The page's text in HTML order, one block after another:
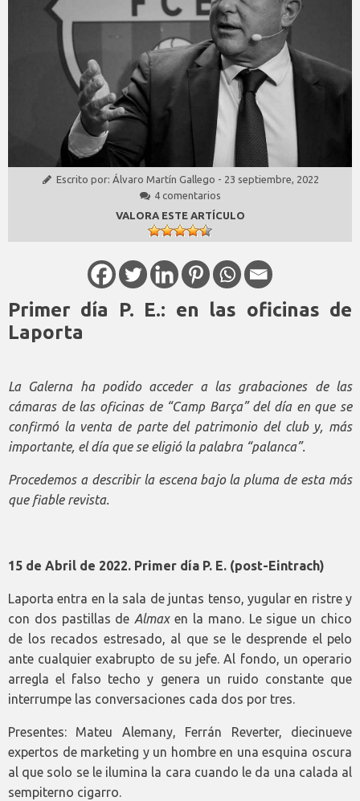
Escrito por: Álvaro Martín Gallego - 23 septiembre, 2022
4 comentarios
VALORA ESTE ARTÍCULO
Primer día P. E.: en las oficinas de
Laporta
La Galerna ha podido acceder a las grabaciones de las
cámaras de las oficinas de “Camp Barça” del día en que se
confirmó la venta de parte del patrimonio del club y, más
importante, el día que se eligió la palabra “palanca”.
Procedemos a describir la escena bajo la pluma de esta más
que fiable revista.
15 de Abril de 2022. Primer día P. E. (post-Eintrach)
Laporta entra en la sala de juntas tenso, yugular en ristre y
con dos pastillas de Almaxen la mano. Le sigue un chico
de los recados estresado, al que se le desprende el pelo
ante cualquier exabrupto de su jefe. Al fondo, un operario
arregla el falso techo y genera un ruido constante que
interrumpe las conversaciones cada dos por tres.
Presentes: Mateu Alemany, Ferrán Reverter, diecinueve
expertos de marketing y un hombre en una esquina oscura
al que solo se le ilumina la cara cuando le da una calada al
sempiterno cigarro.